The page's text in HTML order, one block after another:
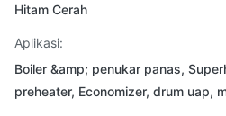
Hitam Cerah
Aplikasi:
Boiler &amp; penukar panas,
preheater, Economizer, drum uap,